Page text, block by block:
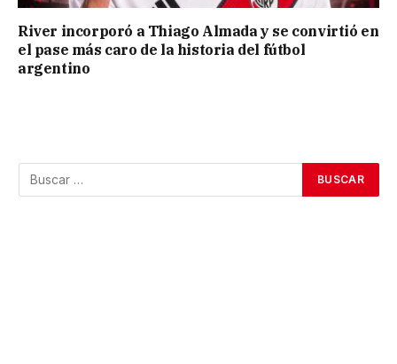
River incorporó a Thiago Almada y se convirtió en
el pase más caro de la historia del fútbol
argentino